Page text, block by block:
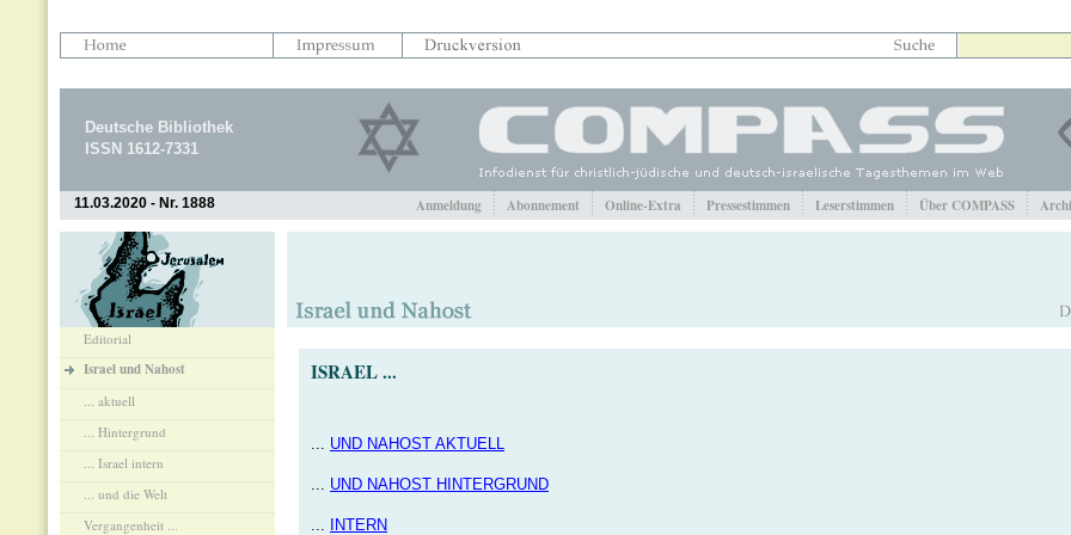
Deutsche Bibliothek
ISSN 1612-7331
11.03.2020 - Nr. 1888 Anmeldung Abonnement Online-Extra Pressestimmen Leserstimmen Über COMPASS
Editorial
Israel und Nahost
... aktuell
... Hintergrund
... Israel intern
... und die Welt
Vergangenheit ...
ISRAEL ...
... UND NAHOST AKTUELL
... UND NAHOST HINTERGRUND
... INTERN